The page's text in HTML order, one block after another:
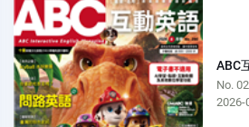
ABC
No.
2026-